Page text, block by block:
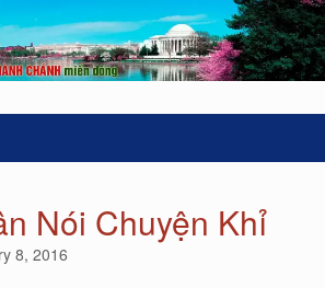
Nói Chuyện Khỉ
8, 2016